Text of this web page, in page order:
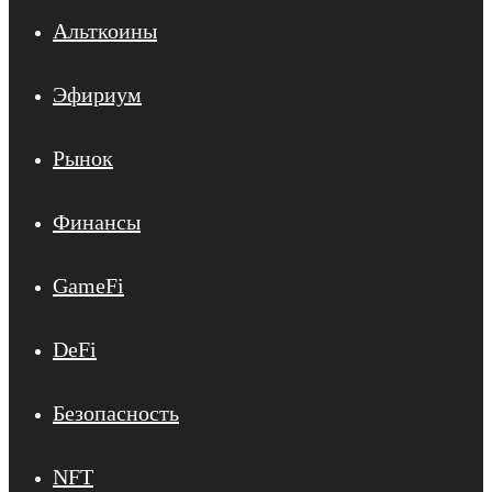
Альткоины
Эфириум
Рынок
Финансы
GameFi
DeFi
Безопасность
NFT